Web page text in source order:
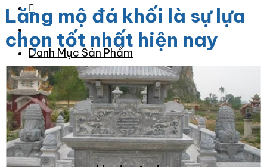
Danh Mục Sản Phẩm
Đá Granite
Đá Granite Màu Vàng
Đá Granite Màu Xám
Đá Granite Màu Đen
Lăng mộ đá khối là sự lựa
chọn tốt nhất hiện nay